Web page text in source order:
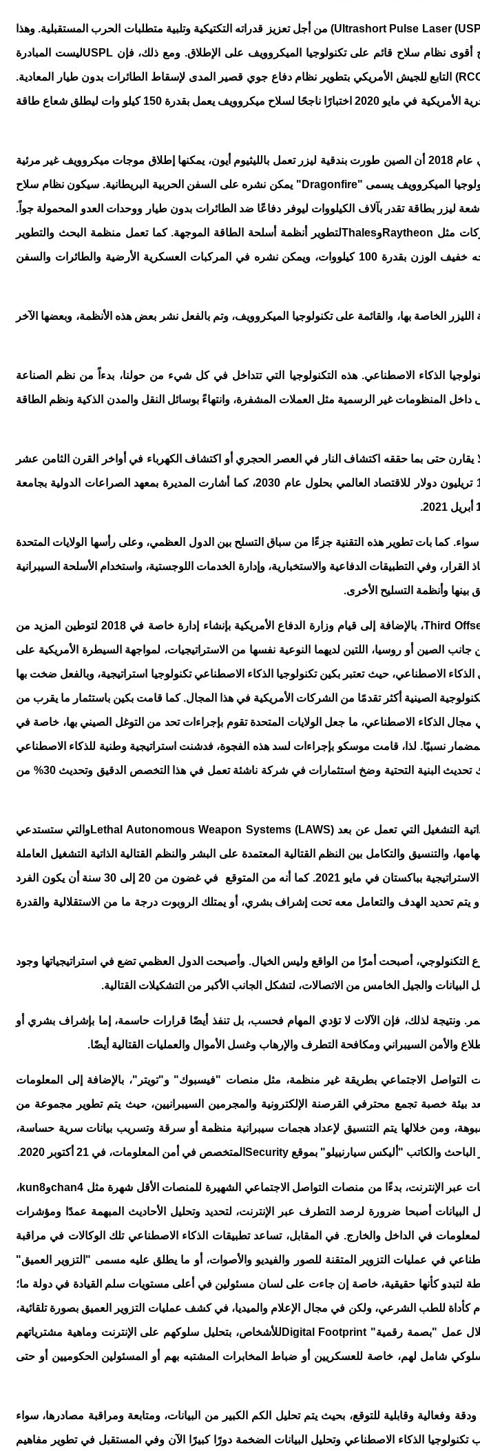
Ultrashort Pulse Laser) من أجل تعزيز قدراته التكتيكية وتلبية متطلبات الحرب المستقبلية. وهذا
نظام سلاح قائم على تكنولوجيا الميكروويف على الإطلاق. ومع ذلك، فإنUSPLليست المبادرة
) التابع للجيش الأمريكي بتطوير نظام دفاع جوي قصير المدى لإسقاط الطائرات بدون طيار المعادية.
ومن المتوقع أن تدخل تلك المنظومة الخدمة عام 2022. ويُظهر مقطع فيديو تم تحميله بواسطة البحرية الأمريكية في مايو 2020 اختبارًا ناجحًا لسلاح ميكروويف يعمل بقدرة 150 كيلو وات ليطلق شعاع طاقة
وهناك العديد من المبادرات من دول أخري في هذا المضمار. فيكشف تقرير إخباري صيني صدر في عام 2018 أن الصين طورت بندقية ليزر تعمل بالليثيوم أيون، يمكنها إطلاق موجات ميكروويف غير مرئية
الميكروويف يسمى "Dragonfire " يمكن نشره على السفن الحربية البريطانية. سيكون نظام سلاح
ليزر بطاقة تقدر بآلاف الكيلووات ليوفر دفاعًا ضد الطائرات بدون طيار ووحدات العدو المحمولة جواً.
RaytheonوThalesلتطوير أنظمة أسلحة الطاقة الموجهة. كما تعمل منظمة البحث والتطوير
، وهو في الواقع نظام طاقة موجه خفيف الوزن بقدرة 100 كيلووات، ويمكن نشره في المركبات العسكرية الأرضية والطائرات والسفن
الخاصة بها، والقائمة على تكنولوجيا الميكروويف، وتم بالفعل نشر بعض هذه الأنظمة، وبعضها الآخر
الذكاء الاصطناعي. هذه التكنولوجيا التي تتداخل في كل شيء من حولنا، بدءاً من نظم الصناعة
داخل المنظومات غير الرسمية مثل العملات المشفرة، وانتهاءً بوسائل النقل والمدن الذكية ونظم الطاقة
يقارن حتى بما حققه اكتشاف النار في العصر الحجري أو اكتشاف الكهرباء في أواخر القرن الثامن عشر
على يد العالم بنجامين فرانكلين. ومن المتوقع أن تضيف هذه التكنولوجيا البازغة ما يقرب من 16 تريليون دولار للاقتصاد العالمي بحلول عام 2030، كما أشارت المديرة بمعهد الصراعات الدولية بجامعة
كما بات تطوير هذه التقنية جزءًا من سباق التسلح بين الدول العظمي، وعلى رأسها الولايات المتحدة
وفي التطبيقات الدفاعية والاستخبارية، وإدارة الخدمات اللوجستية، واستخدام الأسلحة السيبرانية
وأنظمة التسليح الأخرى.
Third ، بالإضافة إلى قيام وزارة الدفاع الأمريكية بإنشاء إدارة خاصة في 2018 لتوطين المزيد من
الصين أو روسيا، اللتين لديهما النوعية نفسها من الاستراتيجيات، لمواجهة السيطرة الأمريكية على
الاصطناعي، حيث تعتبر بكين تكنولوجيا الذكاء الاصطناعي تكنولوجيا استراتيجية، وبالفعل ضخت بها
جعل الشركات التكنولوجية الصينية أكثر تقدمًا من الشركات الأمريكية في هذا المجال. كما قامت بكين باستثمار ما يقرب من
الأمريكية التي تعمل في مجال الذكاء الاصطناعي، ما جعل الولايات المتحدة تقوم بإجراءات تحد من التوغل الصيني بها، خاصة في
نسبيًا. لذا، قامت موسكو بإجراءات لسد هذه الفجوة، فدشنت استراتيجية وطنية للذكاء الاصطناعي
لتنفيذها خلال 10 سنوات، تتضمن التوسع في البرامج التعليمية المتعلقة بالذكاء الاصطناعي، وكذلك تحديث البنية التحتية وضخ استثمارات في شركة ناشئة تعمل في هذا التخصص الدقيق وتحديث 30% من
التشغيل التي تعمل عن بعد Lethal Autonomous Weapon Systems (LAWS)والتي ستستدعي
والتنسيق والتكامل بين النظم القتالية المعتمدة على البشر والنظم القتالية الذاتية التشغيل العاملة
عن بعد، طبقًا لدراسة أعدتها مجموعة من الباحثين في جامعة إسلام آباد ونشرها مركز الدراسات الاستراتيجية بباكستان في مايو 2021. كما أنه من المتوقع في غضون من 20 إلى 30 سنة أن يكون الفرد
يتم تحديد الهدف والتعامل معه تحت إشراف بشري، أو يمتلك الروبوت درجة ما من الاستقلالية والقدرة
التكنولوجي، أصبحت أمرًا من الواقع وليس الخيال. وأصبحت الدول العظمي تضع في استراتيجياتها وجود
والجيل الخامس من الاتصالات، لتشكل الجانب الأكبر من التشكيلات القتالية.
ونتيجة لذلك، فإن الآلات لا تؤدي المهام فحسب، بل تنفذ أيضًا قرارات حاسمة، إما بإشراف بشري أو
والأمن السيبراني ومكافحة التطرف والإرهاب وغسل الأموال والعمليات القتالية أيضًا.
التواصل الاجتماعي بطريقة غير منظمة، مثل منصات "فيسبوك" و"تويتر"، بالإضافة إلى المعلومات
بيئة خصبة تجمع محترفي القرصنة الإلكترونية والمجرمين السيبرانيين، حيث يتم تطوير مجموعة من
ومن خلالها يتم التنسيق لإعداد هجمات سيبرانية منظمة أو سرقة وتسريب بيانات سرية حساسة،
الباحث والكاتب "أليكس سيارنييلو" بموقع Security المتخصص في أمن المعلومات، في 21 أكتوبر 2020.
عبر الإنترنت، بدءًا من منصات التواصل الاجتماعي الشهيرة للمنصات الأقل شهرة مثل chan4وkun8،
البيانات أصبحا ضرورة لرصد التطرف عبر الإنترنت، لتحديد وتحليل الأحاديث المبهمة عمدًا ومؤشرات
في الداخل والخارج. في المقابل، تساعد تطبيقات الذكاء الاصطناعي تلك الوكالات في مراقبة
في عمليات التزوير المتقنة للصور والفيديو والأصوات، أو ما يطلق عليه مسمى "التزوير العميق"
لتبدو كأنها حقيقية، خاصة إن جاءت على لسان مسئولين في أعلى مستويات سلم القيادة في دولة ما؛
كأداة للطب الشرعي، ولكن في مجال الإعلام والميديا، في كشف عمليات التزوير العميق بصورة تلقائية،
خلال عمل "بصمة رقمية" Digital Footprint للأشخاص، بتحليل سلوكهم على الإنترنت وماهية مشترياتهم
شامل لهم، خاصة للعسكريين أو ضباط المخابرات المشتبه بهم أو المسئولين الحكوميين أو حتى
وفعالية وقابلية للتوقع، بحيث يتم تحليل الكم الكبير من البيانات، ومتابعة ومراقبة مصادرها، سواء
الذكاء الاصطناعي وتحليل البيانات الضخمة دورًا كبيرًا الآن وفي المستقبل في تطوير مفاهيم